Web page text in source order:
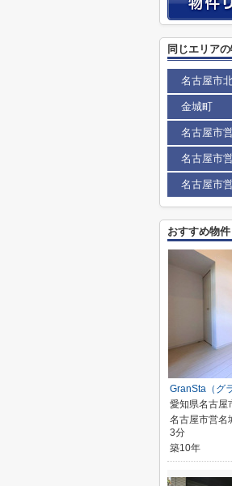
同じエリア
名古屋市
金城町
名古屋市
名古屋市
名古屋市
おすすめ物件
GranSta（グ
愛知県名古屋
名古屋市営名
3分
築10年